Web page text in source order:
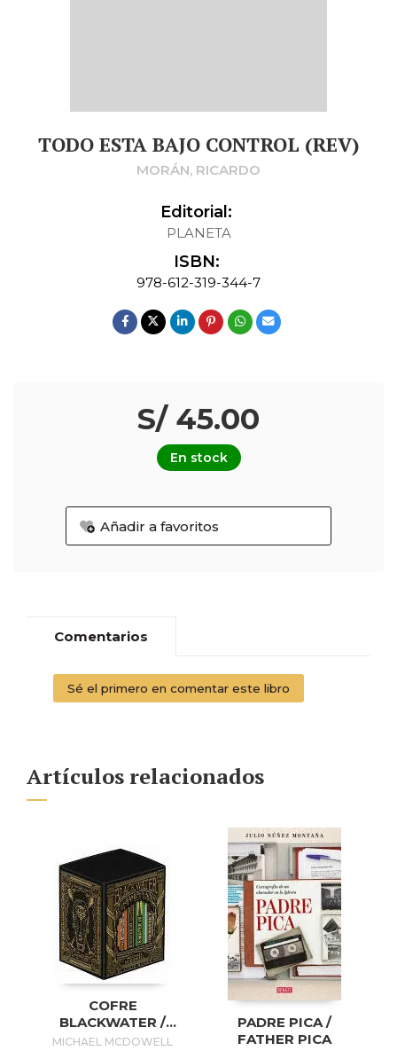
TODO ESTA BAJO CONTROL (REV)
MORÁN, RICARDO
Editorial:
PLANETA
ISBN:
978-612-319-344-7
S/ 45.00
En stock
Añadir a favoritos
Comentarios
Sé el primero en comentar este libro
Artículos relacionados
COFRE
BLACKWATER /
BLACKWATER
MICHAEL MCDOWELL
PADRE PICA /
FATHER PICA